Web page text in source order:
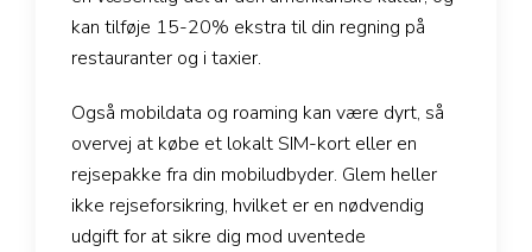
kan tilføje 15-20% ekstra til din regning på
restauranter og i taxier.
Også mobildata og roaming kan være dyrt, så
overvej at købe et lokalt SIM-kort eller en
rejsepakke fra din mobiludbyder. Glem heller
ikke rejseforsikring, hvilket er en nødvendig
udgift for at sikre dig mod uventede